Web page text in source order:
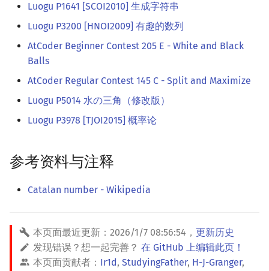
Luogu P1641 [SCOI2010] 生成字符串
Luogu P3200 [HNOI2009] 有趣的数列
AtCoder Beginner Contest 205 E - White and Black
Balls
AtCoder Regular Contest 145 C - Split and Maximize
Luogu P5014 水の三角（修改版）
Luogu P3978 [TJOI2015] 概率论
参考资料与注释
Catalan number - Wikipedia
本页面最近更新： 2026/1/7 08:56:54 ， 更新历史
发现错误？想一起完善？ 在 GitHub 上编辑此页！
本页面贡献者： Ir1d, StudyingFather, H-J-Granger,